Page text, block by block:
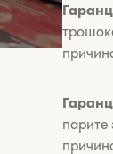
парите